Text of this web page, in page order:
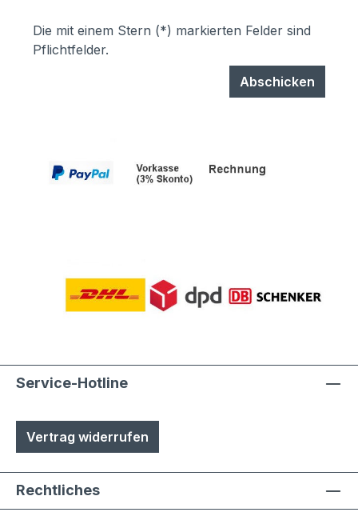
Die mit einem Stern (*) markierten Felder sind
Pflichtfelder.
Abschicken
Service-Hotline
Vertrag widerrufen
Rechtliches